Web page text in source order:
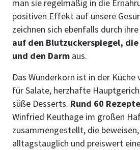
man sie regelmäßig in die
positiven Effekt auf unsere
zeichnen sich ebenfalls durch ihre
auf den Blutzuckerspiegel,
und den Darm aus.
Das Wunderkorn ist in der
für Salate, herzhafte
süße Desserts. Rund 60 Rezepte
Winfried Keuthage im großen
zusammengestellt, die
alltagstauglich und preiswert